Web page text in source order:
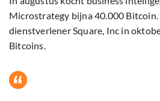
Microstrategy bijna 40.000
dienstverlener Square, Inc in
Bitcoins.